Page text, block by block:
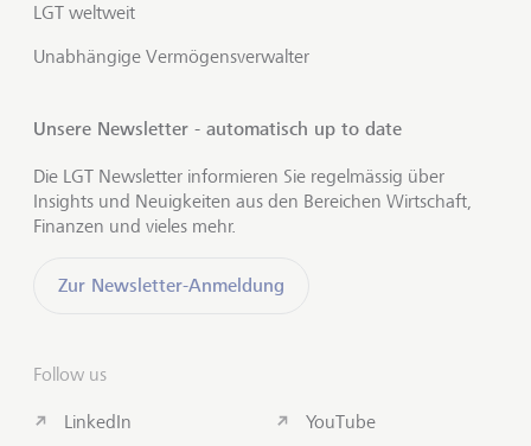
LGT weltweit
Unabhängige Vermögensverwalter
Unsere Newsletter - automatisch up to date
Die LGT Newsletter informieren Sie regelmässig über
Insights und Neuigkeiten aus den Bereichen Wirtschaft,
Finanzen und vieles mehr.
Zur Newsletter-Anmeldung
Follow us
LinkedIn YouTube